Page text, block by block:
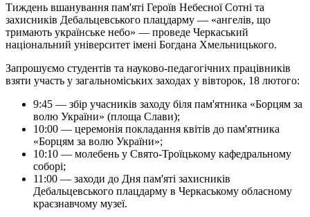
Тиждень вшанування пам'яті Героїв Небесної Сотні та
захисників Дебальцевського плацдарму — «ангелів, що
тримають українське небо» — проведе Черкаський
національний університет імені Богдана Хмельницького.
Запрошуємо студентів та науково-педагогічних працівників
взяти участь у загальноміських заходах у вівторок, 18 лютого:
9:45 — збір учасників заходу біля пам'ятника «Борцям за
волю України» (площа Слави);
10:00 — церемонія покладання квітів до пам'ятника
«Борцям за волю України»;
10:10 — молебень у Свято-Троїцькому кафедральному
соборі;
11:00 — заходи до Дня пам'яті захисників
Дебальцевського плацдарму в Черкаському обласному
краєзнавчому музеї.